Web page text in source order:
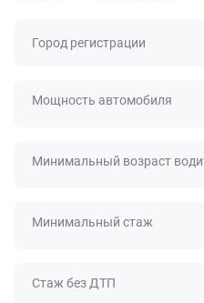
Город регистрации
Мощность автомобиля
Минимальный возраст
Минимальный стаж
Стаж без ДТП